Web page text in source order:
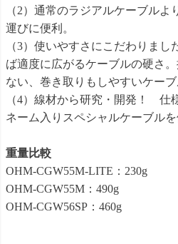
（2）通常のラジアルケーブル
運びに便利。
（3）使いやすさにこだわりま
ば適度に広がるケーブルの硬さ
ない、巻き取りもしやすいケーブ
（4）線材から研究・開発！ 仕
ネーム入りスペシャルケーブルを
重量比較
OHM-CGW55M-LITE：230g
OHM-CGW55M：490g
OHM-CGW56SP：460g